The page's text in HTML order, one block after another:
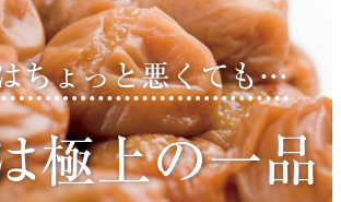
ちょっと悪くても…
極上の一品